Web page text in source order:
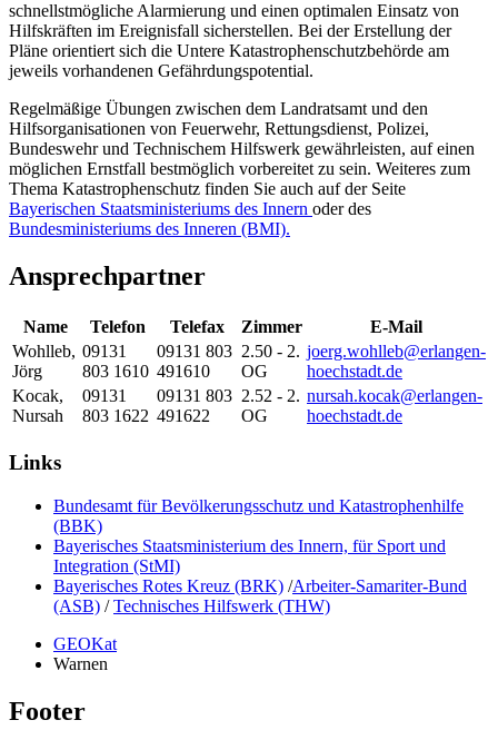
schnellstmögliche Alarmierung und einen optimalen Einsatz von
Hilfskräften im Ereignisfall sicherstellen. Bei der Erstellung der
Pläne orientiert sich die Untere Katastrophenschutzbehörde am
jeweils vorhandenen Gefährdungspotential.
Regelmäßige Übungen zwischen dem Landratsamt und den
Hilfsorganisationen von Feuerwehr, Rettungsdienst, Polizei,
Bundeswehr und Technischem Hilfswerk gewährleisten, auf einen
möglichen Ernstfall bestmöglich vorbereitet zu sein. Weiteres zum
Thema Katastrophenschutz finden Sie auch auf der Seite
Bayerischen Staatsministeriums des Innern oder des
Bundesministeriums des Inneren (BMI).
Ansprechpartner
Name Telefon Telefax Zimmer
E-Mail
Wohlleb,
Jörg
09131
803 1610
09131 803
491610
2.50 - 2.
OG
joerg.wohlleb@erlangen-
hoechstadt.de
Kocak,
Nursah
09131
803 1622
09131 803
491622
2.52 - 2.
OG
nursah.kocak@erlangen-
hoechstadt.de
Links
Bundesamt für Bevölkerungsschutz und Katastrophenhilfe
(BBK)
Bayerisches Staatsministerium des Innern, für Sport und
Integration (StMI)
Bayerisches Rotes Kreuz (BRK) /Arbeiter-Samariter-Bund
(ASB) /Technisches Hilfswerk (THW)
GEOKat
Warnen
Footer